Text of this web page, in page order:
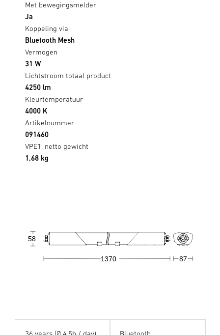
Met bewegingsmelder
Ja
Koppeling via
Bluetooth Mesh
Vermogen
31 W
Lichtstroom totaal product
4250 lm
Kleurtemperatuur
4000 K
Artikelnummer
091460
VPE1, netto gewicht
1,68 kg
87
1370
58
36 years (Ø 4,5h / day) Bluetooth